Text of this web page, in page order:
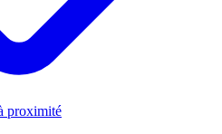
proximité